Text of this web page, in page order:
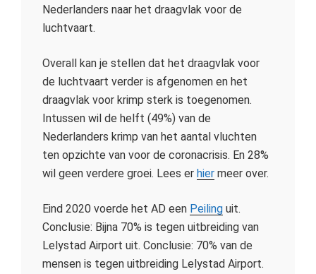
Nederlanders naar het draagvlak voor de
luchtvaart.
Overall kan je stellen dat het draagvlak voor
de luchtvaart verder is afgenomen en het
draagvlak voor krimp sterk is toegenomen.
Intussen wil de helft (49%) van de
Nederlanders krimp van het aantal vluchten
ten opzichte van voor de coronacrisis. En 28%
wil geen verdere groei. Lees er hier meer over.
Eind 2020 voerde het AD een Peiling uit.
Conclusie: Bijna 70% is tegen uitbreiding van
Lelystad Airport uit. Conclusie: 70% van de
mensen is tegen uitbreiding Lelystad Airport.